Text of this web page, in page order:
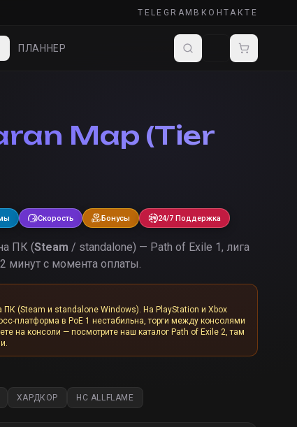
TELEGRAM ВКОНТАКТЕ
ПЛАННЕР
Map (Tier
Скорость Бонусы 24/7 Поддержка
ПК (Steam / standalone) — Path of Exile 1, лига
минут с момента оплаты.
ПК (Steam и standalone Windows). На PlayStation и Xbox
платформа в PoE 1 нестабильна, торги между консолями
на консоли — посмотрите наш каталог Path of Exile 2, там
ХАРДКОР HC ALLFLAME